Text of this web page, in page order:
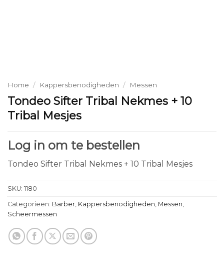
Home / Kappersbenodigheden / Messen
Tondeo Sifter Tribal Nekmes + 10
Tribal Mesjes
Log in om te bestellen
Tondeo Sifter Tribal Nekmes + 10 Tribal Mesjes
SKU: 1180
Categorieën: Barber Kappersbenodigheden Messen
Scheermessen